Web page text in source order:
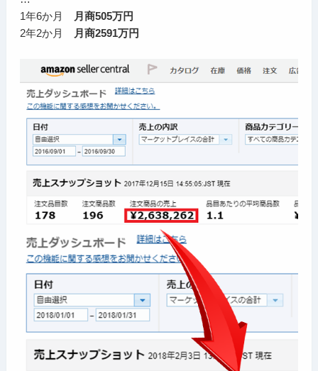
1年6か月
月商505万円
2年2か月
月商2591万円